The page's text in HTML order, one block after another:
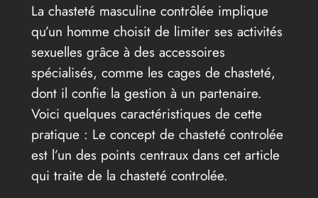
La chasteté masculine contrôlée implique
qu’un homme choisit de limiter ses activités
sexuelles grâce à des accessoires
spécialisés, comme les cages de chasteté,
dont il confie la gestion à un partenaire.
Voici quelques caractéristiques de cette
pratique : Le concept de chasteté controlée
est l’un des points centraux dans cet article
qui traite de la chasteté controlée.